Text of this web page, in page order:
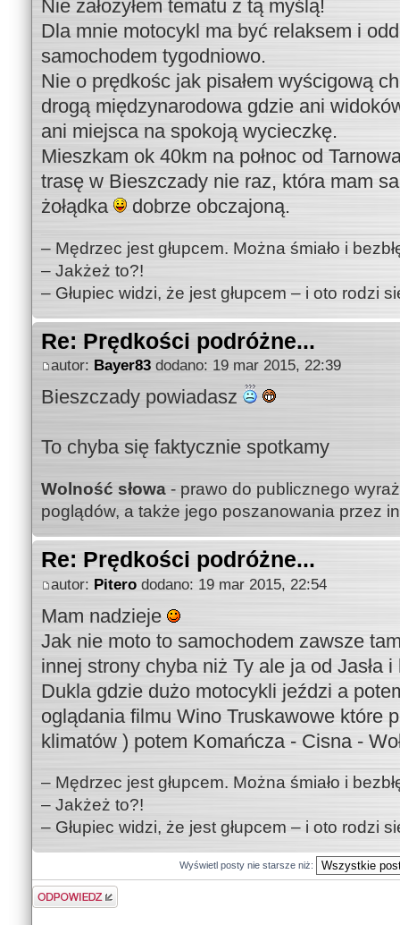
Nie załozyłem tematu z tą myślą!
Dla mnie motocykl ma być relaksem i
samochodem tygodniowo.
Nie o prędkośc jak pisałem wyścigową
drogą międzynarodowa gdzie ani
ani miejsca na spokoją wycieczkę.
Mieszkam ok 40km na połnoc od
trasę w Bieszczady nie raz, która mam
żołądka
dobrze obczajoną.
– Mędrzec jest głupcem. Można śmiało i
– Jakżeż to?!
– Głupiec widzi, że jest głupcem – i oto rodzi
Re: Prędkości podróżne...
autor: Bayer83dodano: 19 mar 2015, 22:39
Bieszczady powiadasz
To chyba się faktycznie spotkamy
Wolność słowa- prawo do publicznego
poglądów, a także jego poszanowania przez
Re: Prędkości podróżne...
autor: Piterododano: 19 mar 2015, 22:54
Mam nadzieje
Jak nie moto to samochodem zawsze
innej strony chyba niż Ty ale ja od Jasła
Dukla gdzie dużo motocykli jeździ a
oglądania filmu Wino Truskawowe które
klimatów ) potem Komańcza - Cisna -
– Mędrzec jest głupcem. Można śmiało i
– Jakżeż to?!
– Głupiec widzi, że jest głupcem – i oto rodzi
Wyświetl posty nie starsze niż:
Odpowiedz